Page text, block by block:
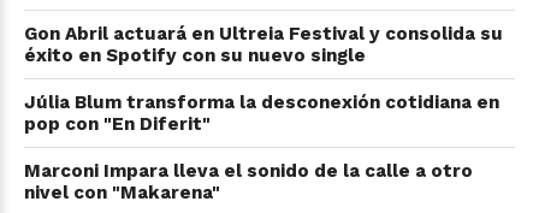
Gon Abril actuará en Ultreia Festival y consolida su
éxito en Spotify con su nuevo single
Júlia Blum transforma la desconexión cotidiana en
pop con "En Diferit"
Marconi Impara lleva el sonido de la calle a otro
nivel con "Makarena"